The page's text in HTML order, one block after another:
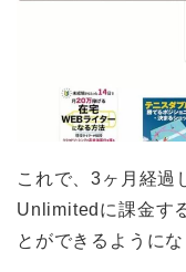
これで、3ヶ月経過
Unlimitedに課金す
とができるようにな